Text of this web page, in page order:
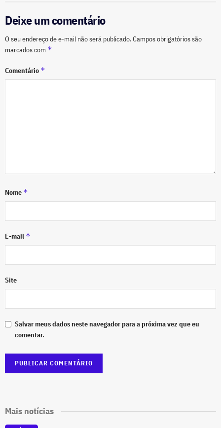
Deixe um comentário
O seu endereço de e-mail não será publicado.Campos obrigatórios são
marcados com *
Comentário *
Nome *
E-mail *
Site
Salvar meus dados neste navegador para a próxima vez que eu
comentar.
Mais notícias